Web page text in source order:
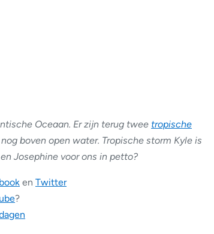
Oceaan. Er zijn terug twee tropische
boven open water. Tropische storm Kyle is
Josephine voor ons in petto?
en Twitter
?